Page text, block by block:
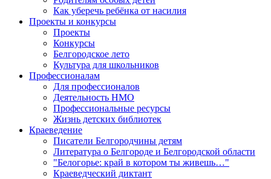
Как уберечь ребёнка от насилия
Проекты и конкурсы
Проекты
Конкурсы
Белгородское лето
Культура для школьников
Профессионалам
Для профессионалов
Деятельность НМО
Профессиональные ресурсы
Жизнь детских библиотек
Краеведение
Писатели Белгородчины детям
Литература о Белгороде и Белгородской области
"Белогорье: край в котором ты живешь…"
Краеведческий диктант